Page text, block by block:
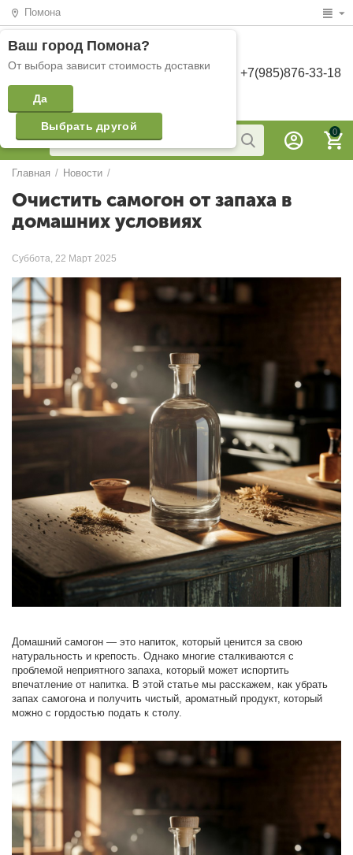
Помона
Ваш город Помона?
От выбора зависит стоимость доставки
Да
Выбрать другой
+7(985)876-33-18
0
Главная / Новости /
Очистить самогон от запаха в
домашних условиях
Суббота, 22 Март 2025
Домашний самогон — это напиток, который ценится за свою
натуральность и крепость. Однако многие сталкиваются с
проблемой неприятного запаха, который может испортить
впечатление от напитка. В этой статье мы расскажем, как убрать
запах самогона и получить чистый, ароматный продукт, который
можно с гордостью подать к столу.